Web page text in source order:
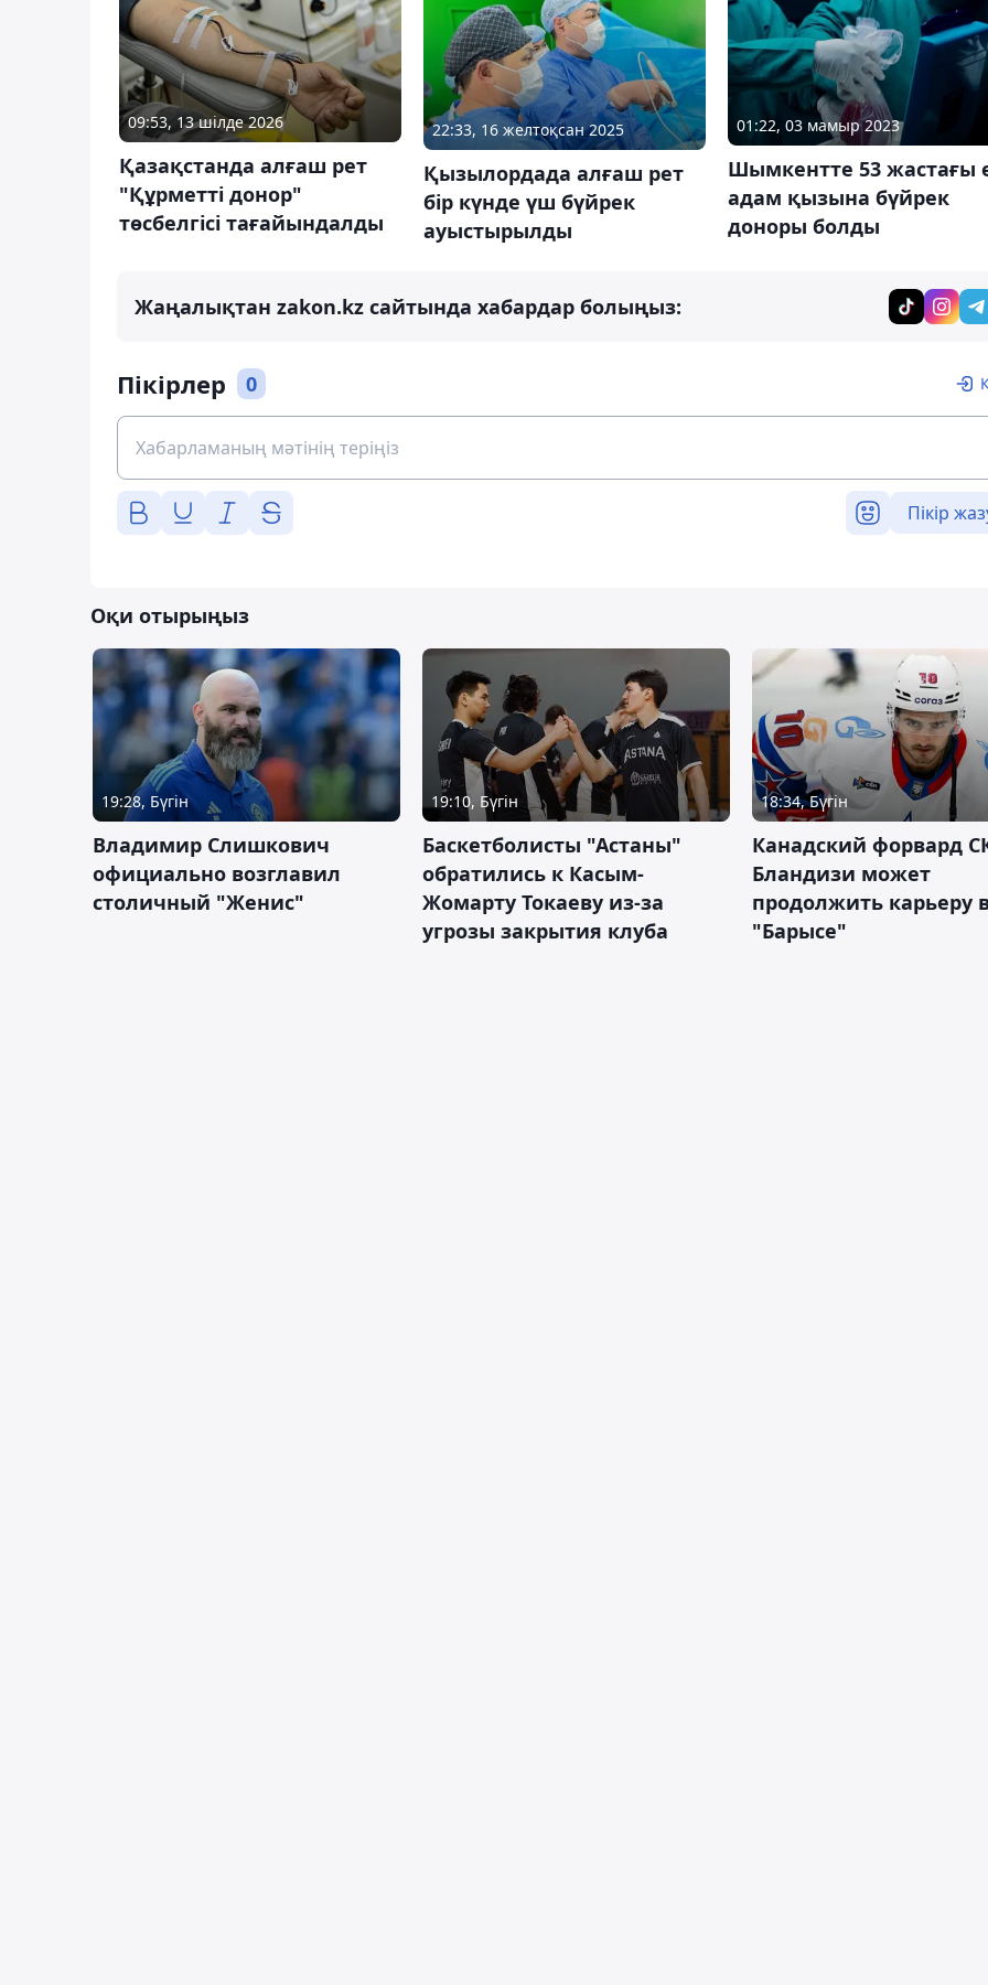
09:53, 13 шілде 2026
Қазақстанда алғаш рет
"Құрметті донор"
төсбелгісі тағайындалды
22:33, 16 желтоқсан 2025
Қызылордада алғаш рет
бір күнде үш бүйрек
ауыстырылды
01:22, 03 мамыр 2023
Шымкентте 53 жастағы
адам қызына бүйрек
доноры болды
Жаңалықтан zakon.kz сайтында хабардар болыңыз:
Пікірлер 0
Пікір
Оқи отырыңыз
19:28, Бүгін
Владимир Слишкович
официально возглавил
столичный "Женис"
19:10, Бүгін
Баскетболисты "Астаны"
обратились к Касым-
Жомарту Токаеву из-за
угрозы закрытия клуба
18:34, Бүгін
Канадский форвард
Бландизи может
продолжить карьеру
"Барысе"